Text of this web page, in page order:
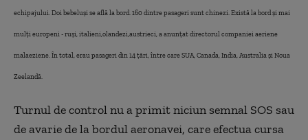
echipajului. Doi bebeluși se află la bord. 160 dintre pasageri sunt chinezi. Există la bord și mai
mulți europeni - ruși, italieni,olandezi,austrieci, a anunțat directorul companiei aeriene
malaeziene. În total, erau pasageri din 14 țări, între care SUA, Canada, India, Australia și Noua
Zeelandă.
Turnul de control nu a primit niciun semnal SOS sau
de avarie de la bordul aeronavei, care efectua cursa